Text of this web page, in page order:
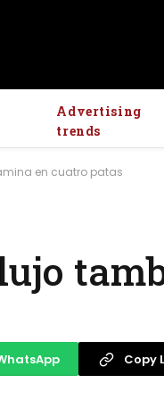
Advertising
trends
en cuatro patas
Copy